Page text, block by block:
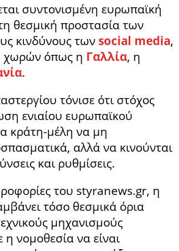
συντονισμένη ευρωπαϊκή
θεσμική προστασία των
κινδύνους τωνsocial media,
χωρών όπως η Γαλλία, η
.
τόνισε ότι στόχος
ενιαίου ευρωπαϊκού
κράτη-μέλη να μη
αλλά να κινούνται
και ρυθμίσεις.
του styranews.gr, η
τόσο θεσμικά όρια
μηχανισμούς
νομοθεσία να είναι